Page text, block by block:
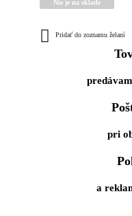
Nie je na sklade
Pridať do zoznamu želaní
pri
a